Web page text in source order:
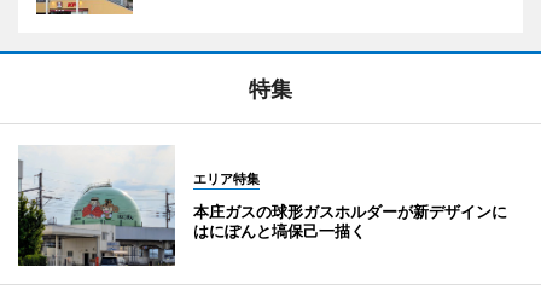
特集
エリア特集
本庄ガスの球形ガスホルダーが新デザインに
はにぽんと塙保己一描く